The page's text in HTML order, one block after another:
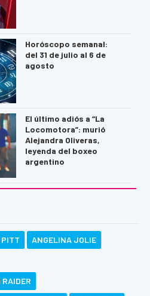
Horóscopo semanal:
del 31 de julio al 6 de
agosto
El último adiós a “La
Locomotora”: murió
Alejandra Oliveras,
leyenda del boxeo
argentino
PITT ANGELINA JOLIE
RAIDER